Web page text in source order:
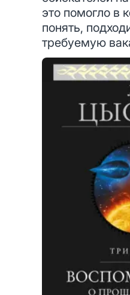
это помогло в
понять,
требуемую